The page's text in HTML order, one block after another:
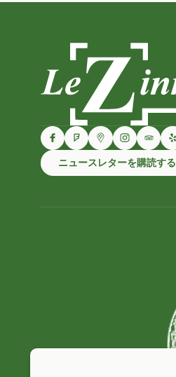
ニュースレターを購読する